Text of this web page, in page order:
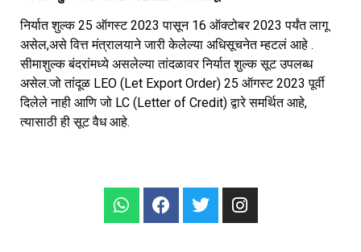
निर्यात शुल्क 25 ऑगस्ट 2023 पासून 16 ऑक्टोबर 2023 पर्यंत लागू
असेल,असे वित्त मंत्रालयाने जारी केलेल्या अधिसूचनेत म्हटलं आहे .
सीमाशुल्क बंदरांमध्ये असलेल्या तांदळावर निर्यात शुल्क सूट उपलब्ध
असेल.जो तांदूळ LEO (Let Export Order) 25 ऑगस्ट 2023 पूर्वी
दिलेले नाही आणि जो LC (Letter of Credit) द्वारे समर्थित आहे,
त्यासाठी ही सूट वैध आहे.